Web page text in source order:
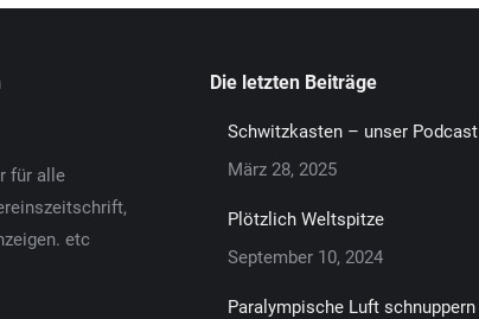
für alle
etc
Die letzten Beiträge
Schwitzkasten – unser Podcast
März 28, 2025
Plötzlich Weltspitze
September 10, 2024
Paralympische Luft schnuppern